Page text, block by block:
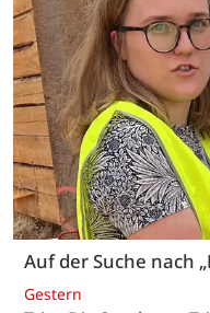
Auf der Suche nach
Gestern